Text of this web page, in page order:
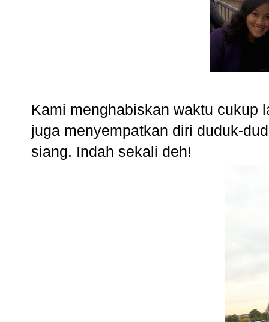
Kami menghabiskan waktu cukup
juga menyempatkan diri duduk-
siang. Indah sekali deh!